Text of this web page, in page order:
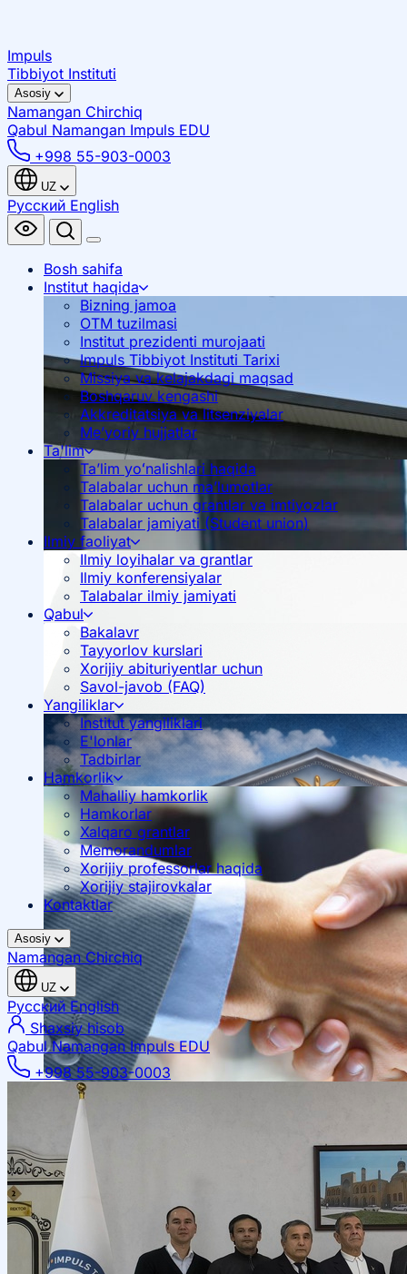
Impuls
Tibbiyot Instituti
Asosiy
Namangan Chirchiq
Qabul Namangan Impuls EDU
+998 55-903-0003
UZ
Русский English
Bosh sahifa
Institut haqida
Bizning jamoa
OTM tuzilmasi
Institut prezidenti murojaati
Impuls Tibbiyot Instituti Tarixi
Missiya va kelajakdagi maqsad
Boshqaruv kengashi
Akkreditatsiya va litsenziyalar
Me’yoriy hujjatlar
Ta'lim
Ta’lim yoʻnalishlari haqida
Talabalar uchun ma’lumotlar
Talabalar uchun grantlar va imtiyozlar
Talabalar jamiyati (Student union)
Ilmiy faoliyat
Ilmiy loyihalar va grantlar
Ilmiy konferensiyalar
Talabalar ilmiy jamiyati
Qabul
Bakalavr
Tayyorlov kurslari
Xorijiy abituriyentlar uchun
Savol-javob (FAQ)
Yangiliklar
Institut yangiliklari
E'lonlar
Tadbirlar
Hamkorlik
Mahalliy hamkorlik
Mahalliy hamkorlik
Hamkorlar
Xalqaro grantlar
Memorandumlar
Xorijiy professorlar haqida
Xorijiy stajirovkalar
Kontaktlar
Asosiy
NamanganChirchiq
UZ
РусскийEnglish
Shaxsiy hisob
Qabul Namangan Impuls EDU
+998 55-903-0003